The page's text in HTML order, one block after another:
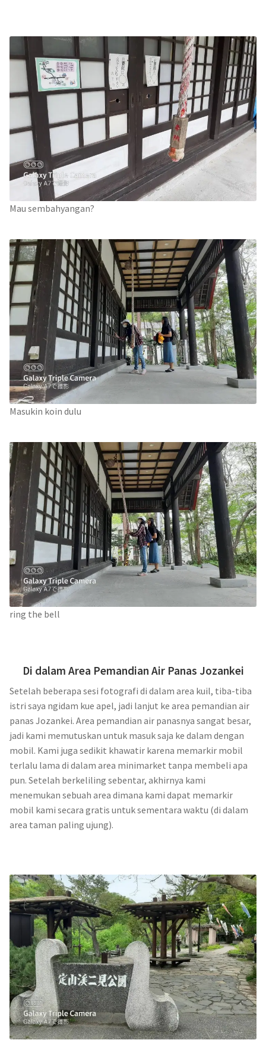
Mau sembahyangan?
Masukin koin dulu
ring the bell
Di dalam Area Pemandian Air Panas Jozankei
Setelah beberapa sesi fotografi di dalam area kuil, tiba-tiba
istri saya ngidam kue apel, jadi lanjut ke area pemandian air
panas Jozankei. Area pemandian air panasnya sangat besar,
jadi kami memutuskan untuk masuk saja ke dalam dengan
mobil. Kami juga sedikit khawatir karena memarkir mobil
terlalu lama di dalam area minimarket tanpa membeli apa
pun. Setelah berkeliling sebentar, akhirnya kami
menemukan sebuah area dimana kami dapat memarkir
mobil kami secara gratis untuk sementara waktu (di dalam
area taman paling ujung).